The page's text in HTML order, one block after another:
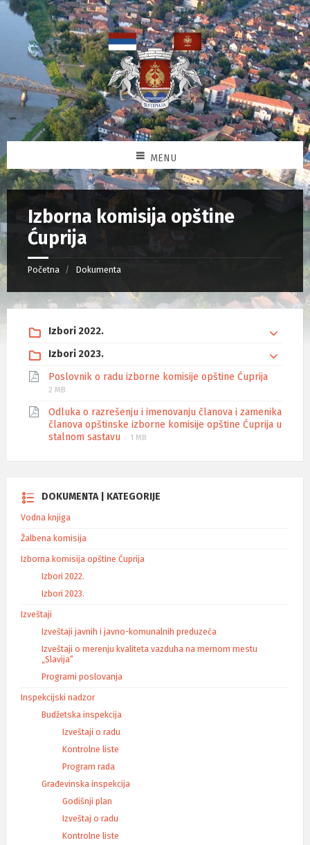
MENU
Izborna komisija opštine
Ćuprija
Početna Dokumenta
Izbori 2022.
Izbori 2023.
Poslovnik o radu izborne komisije opštine Ćuprija
2 MB
Odluka o razrešenju i imenovanju članova i zamenika
članova opštinske izborne komisije opštine Ćuprija u
stalnom sastavu
1 MB
DOKUMENTA | KATEGORIJE
Vodna knjiga
Žalbena komisija
Izborna komisija opštine Ćuprija
Izbori 2022.
Izbori 2023.
Izveštaji
Izveštaji javnih i javno-komunalnih preduzeća
Izveštaji o merenju kvaliteta vazduha na mernom mestu
„Slavija“
Programi poslovanja
Inspekcijski nadzor
Budžetska inspekcija
Izveštaji o radu
Kontrolne liste
Program rada
Građevinska inspekcija
Godišnji plan
Izveštaj o radu
Kontrolne liste